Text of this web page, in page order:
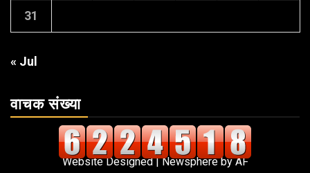
31
« Jul
वाचक संख्या
Website Designed|Newsphereby AF